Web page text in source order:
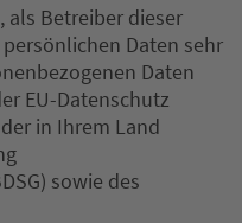
als Betreiber dieser
Daten sehr
Daten
EU-Datenschutz
in Ihrem Land
sowie des